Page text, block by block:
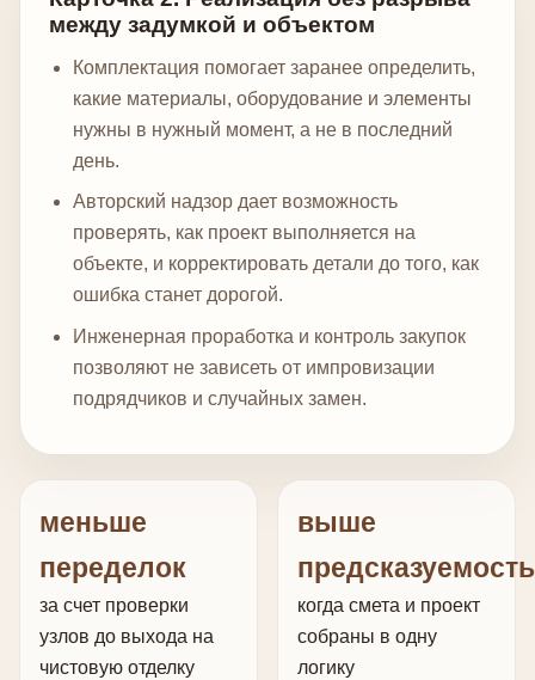
между задумкой и объектом
Комплектация помогает заранее определить,
какие материалы, оборудование и элементы
нужны в нужный момент, а не в последний
день.
Авторский надзор дает возможность
проверять, как проект выполняется на
объекте, и корректировать детали до того, как
ошибка станет дорогой.
Инженерная проработка и контроль закупок
позволяют не зависеть от импровизации
подрядчиков и случайных замен.
меньше
переделок
за счет проверки
узлов до выхода на
чистовую отделку
выше
предсказуемость
когда смета и проект
собраны в одну
логику